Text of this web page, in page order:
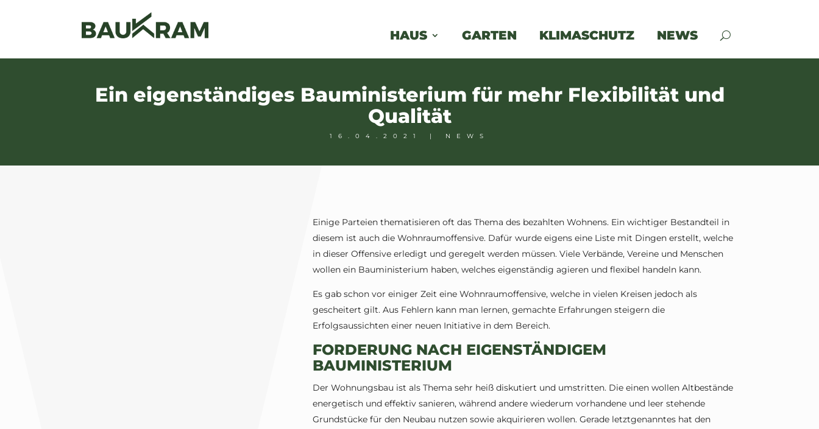
HAUS GARTEN KLIMASCHUTZ NEWS
Ein eigenständiges Bauministerium für mehr Flexibilität und
Qualität
16.04.2021 | NEWS
Einige Parteien thematisieren oft das Thema des bezahlten Wohnens. Ein wichtiger Bestandteil in
diesem ist auch die Wohnraumoffensive. Dafür wurde eigens eine Liste mit Dingen erstellt, welche
in dieser Offensive erledigt und geregelt werden müssen. Viele Verbände, Vereine und Menschen
wollen ein Bauministerium haben, welches eigenständig agieren und flexibel handeln kann.
Es gab schon vor einiger Zeit eine Wohnraumoffensive, welche in vielen Kreisen jedoch als
gescheitert gilt. Aus Fehlern kann man lernen, gemachte Erfahrungen steigern die
Erfolgsaussichten einer neuen Initiative in dem Bereich.
FORDERUNG NACH EIGENSTÄNDIGEM
BAUMINISTERIUM
Der Wohnungsbau ist als Thema sehr heiß diskutiert und umstritten. Die einen wollen Altbestände
energetisch und effektiv sanieren, während andere wiederum vorhandene und leer stehende
Grundstücke für den Neubau nutzen sowie akquirieren wollen. Gerade letztgenanntes hat den